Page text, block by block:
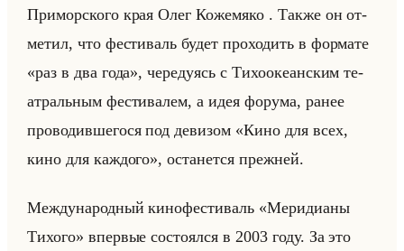
При­мор­ско­го края Олег Ко­же­мя­ко . Также он от­
ме­тил, что фе­сти­валь будет про­хо­дить в фор­ма­те
«раз в два года», че­ре­ду­ясь с Ти­хо­оке­ан­ским те­
ат­ральным фе­сти­ва­лем, а идея фо­ру­ма, ранее
про­во­див­ше­го­ся под де­ви­зом «Кино для всех,
кино для каждого», оста­нет­ся преж­ней.
Меж­ду­на­род­ный ки­но­фе­сти­валь «Меридианы
Тихого» впер­вые со­сто­ял­ся в 2003 году. За это